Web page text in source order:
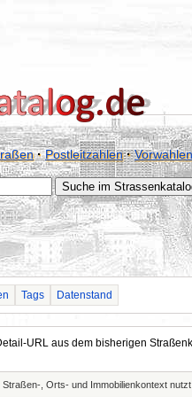
·Postleitzahlen·Vorwahlen
Tags Datenstand
URL aus dem bisherigen
, Orts- und Immobilienkontext